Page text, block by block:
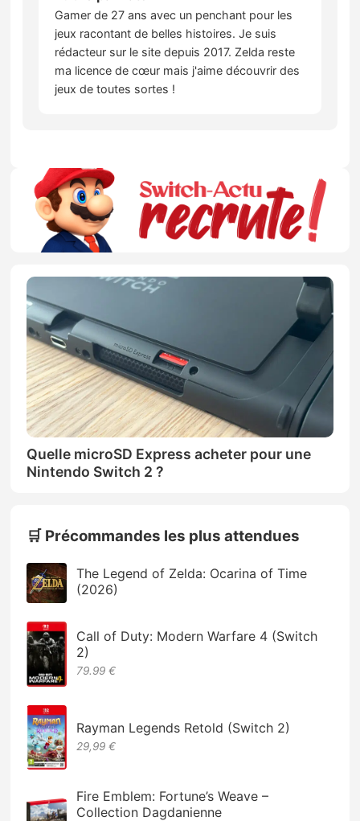
Gamer de 27 ans avec un penchant pour les
jeux racontant de belles histoires. Je suis
rédacteur sur le site depuis 2017. Zelda reste
ma licence de cœur mais j'aime découvrir des
jeux de toutes sortes !
Quelle microSD Express acheter pour une
Nintendo Switch 2 ?
🛒 Précommandes les plus attendues
The Legend of Zelda: Ocarina of Time
(2026)
Call of Duty: Modern Warfare 4 (Switch
2)
79.99 €
Rayman Legends Retold (Switch 2)
29,99 €
Fire Emblem: Fortune’s Weave –
Collection Dagdanienne